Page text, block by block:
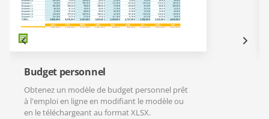
Budget personnel
Obtenez un modèle de budget personnel prêt
à l'emploi en ligne en modifiant le modèle ou
en le téléchargeant au format XLSX.